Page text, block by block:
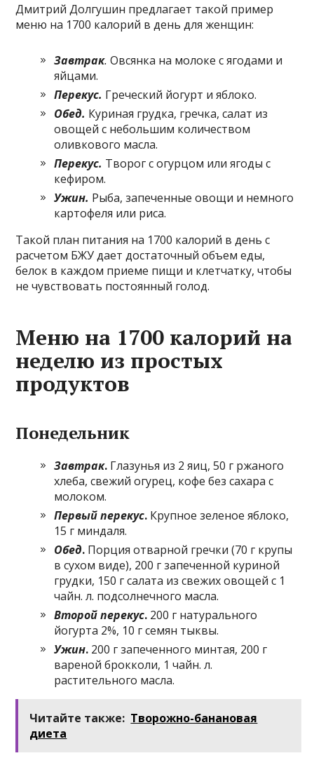
Дмитрий Долгушин предлагает такой пример
меню на 1700 калорий в день для женщин:
Завтрак. Овсянка на молоке с ягодами и
яйцами.
Перекус. Греческий йогурт и яблоко.
Обед. Куриная грудка, гречка, салат из
овощей с небольшим количеством
оливкового масла.
Перекус. Творог с огурцом или ягоды с
кефиром.
Ужин. Рыба, запеченные овощи и немного
картофеля или риса.
Такой план питания на 1700 калорий в день с
расчетом БЖУ дает достаточный объем еды,
белок в каждом приеме пищи и клетчатку, чтобы
не чувствовать постоянный голод.
Меню на 1700 калорий на
неделю из простых
продуктов
Понедельник
Завтрак. Глазунья из 2 яиц, 50 г ржаного
хлеба, свежий огурец, кофе без сахара с
молоком.
Первый перекус. Крупное зеленое яблоко,
15 г миндаля.
Обед. Порция отварной гречки (70 г крупы
в сухом виде), 200 г запеченной куриной
грудки, 150 г салата из свежих овощей с 1
чайн. л. подсолнечного масла.
Второй перекус. 200 г натурального
йогурта 2%, 10 г семян тыквы.
Ужин. 200 г запеченного минтая, 200 г
вареной брокколи, 1 чайн. л.
растительного масла.
Читайте также: Творожно-банановая
диета